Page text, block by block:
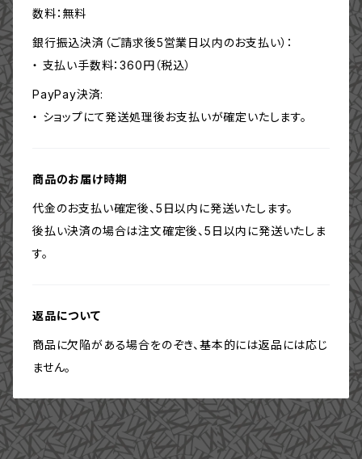
数料：無料
銀行振込決済（ご請求後5営業日以内のお支払い）：
・ 支払い手数料：360円（税込）
PayPay決済:
・ ショップにて発送処理後お支払いが確定いたします。
商品のお届け時期
代金のお支払い確定後、5日以内に発送いたします。
後払い決済の場合は注文確定後、5日以内に発送いたしま
す。
返品について
商品に欠陥がある場合をのぞき、基本的には返品には応じ
ません。